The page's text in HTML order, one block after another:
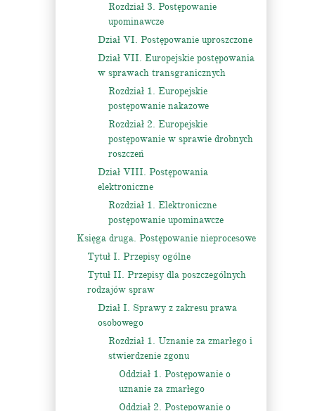
Rozdział 3. Postępowanie
upominawcze
Dział VI. Postępowanie uproszczone
Dział VII. Europejskie postępowania
w sprawach transgranicznych
Rozdział 1. Europejskie
postępowanie nakazowe
Rozdział 2. Europejskie
postępowanie w sprawie drobnych
roszczeń
Dział VIII. Postępowania
elektroniczne
Rozdział 1. Elektroniczne
postępowanie upominawcze
Księga druga. Postępowanie nieprocesowe
Tytuł I. Przepisy ogólne
Tytuł II. Przepisy dla poszczególnych
rodzajów spraw
Dział I. Sprawy z zakresu prawa
osobowego
Rozdział 1. Uznanie za zmarłego i
stwierdzenie zgonu
Oddział 1. Postępowanie o
uznanie za zmarłego
Oddział 2. Postępowanie o